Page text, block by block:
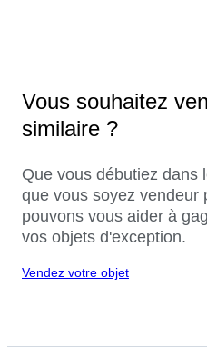
Vous souhaitez
similaire ?
Que vous débutiez dans
que vous soyez vendeur
pouvons vous aider à
vos objets d'exception.
Vendez votre objet